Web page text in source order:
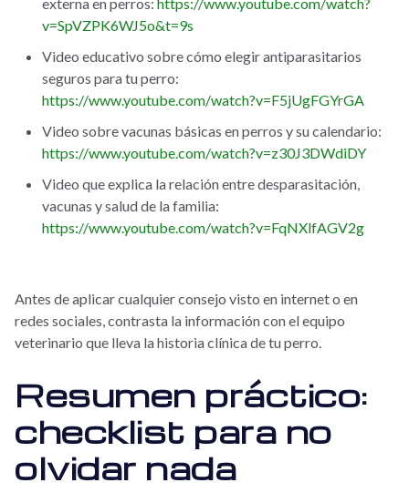
v=SpVZPK6WJ5o&t=9s
Video educativo sobre cómo elegir antiparasitarios
seguros para tu perro:
https://www.youtube.com/watch?v=F5jUgFGYrGA
Video sobre vacunas básicas en perros y su calendario:
https://www.youtube.com/watch?v=z30J3DWdiDY
Video que explica la relación entre desparasitación,
vacunas y salud de la familia:
https://www.youtube.com/watch?v=FqNXlfAGV2g
Antes de aplicar cualquier consejo visto en internet o en
redes sociales, contrasta la información con el equipo
veterinario que lleva la historia clínica de tu perro.
Resumen práctico:
checklist para no
olvidar nada